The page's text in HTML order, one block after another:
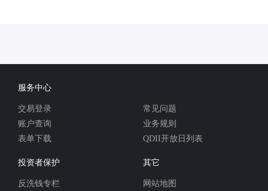
服务中心
交易登录
账户查询
表单下载
常见问题
业务规则
QDII开放日列表
投资者保护
反洗钱专栏
其它
网站地图